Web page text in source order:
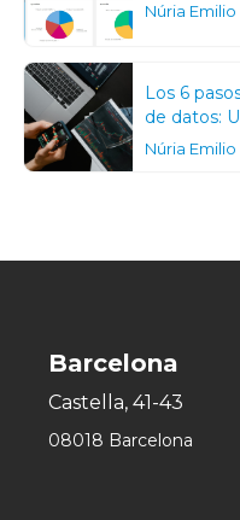
Núria Emilio
Los 6
de datos:
Núria Emilio
Barcelona
Castella, 41-43
08018 Barcelona